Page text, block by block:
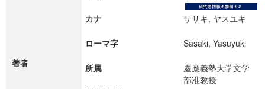
著者
カナ ササキ, ヤスユキ
ローマ字 Sasaki, Yasuyuki
所属
慶應義塾大学文学
部准教授